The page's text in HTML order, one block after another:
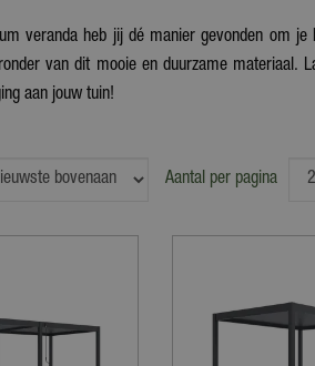
veranda heb jij dé manier gevonden om
van dit mooie en duurzame materiaal.
aan jouw tuin!
Aantal per pagina